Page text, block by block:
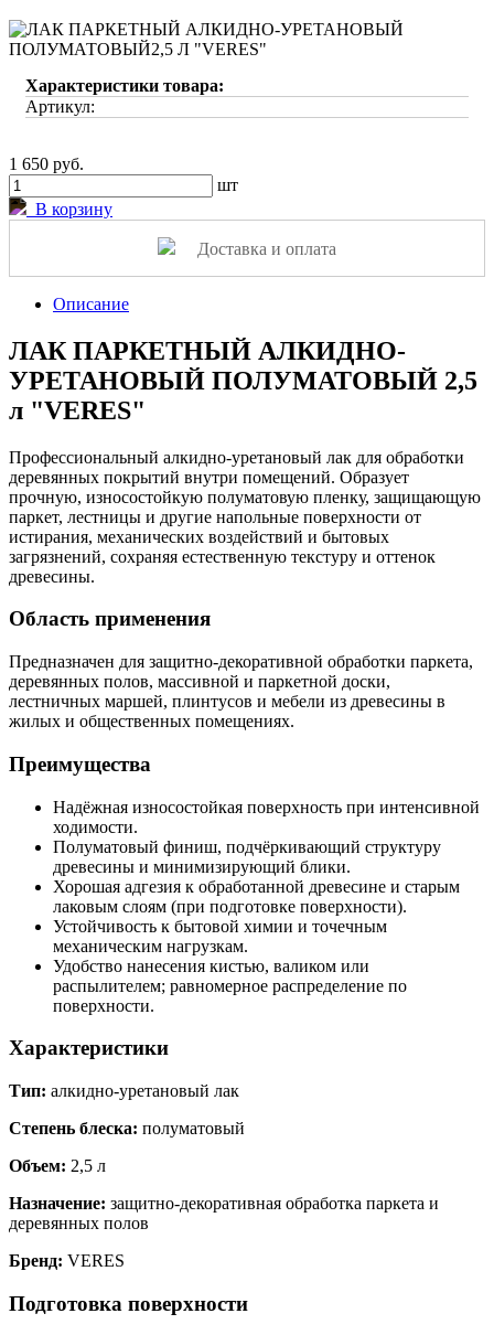
Характеристики товара:
Артикул:
1 650 руб.
шт
В корзину
Доставка и оплата
Описание
ЛАК ПАРКЕТНЫЙ АЛКИДНО-
УРЕТАНОВЫЙ ПОЛУМАТОВЫЙ 2,5
л "VERES"
Профессиональный алкидно-уретановый лак для обработки
деревянных покрытий внутри помещений. Образует
прочную, износостойкую полуматовую пленку, защищающую
паркет, лестницы и другие напольные поверхности от
истирания, механических воздействий и бытовых
загрязнений, сохраняя естественную текстуру и оттенок
древесины.
Область применения
Предназначен для защитно-декоративной обработки паркета,
деревянных полов, массивной и паркетной доски,
лестничных маршей, плинтусов и мебели из древесины в
жилых и общественных помещениях.
Преимущества
Надёжная износостойкая поверхность при интенсивной
ходимости.
Полуматовый финиш, подчёркивающий структуру
древесины и минимизирующий блики.
Хорошая адгезия к обработанной древесине и старым
лаковым слоям (при подготовке поверхности).
Устойчивость к бытовой химии и точечным
механическим нагрузкам.
Удобство нанесения кистью, валиком или
распылителем; равномерное распределение по
поверхности.
Характеристики
Тип: алкидно-уретановый лак
Степень блеска: полуматовый
Объем: 2,5 л
Назначение: защитно-декоративная обработка паркета и
деревянных полов
Бренд: VERES
Подготовка поверхности